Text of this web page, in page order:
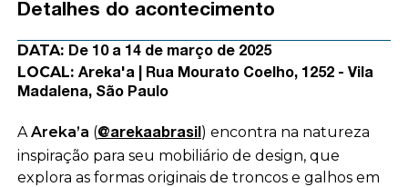
Detalhes do acontecimento
DATA: De 10 a 14 de março de 2025
LOCAL: Areka'a | Rua Mourato Coelho, 1252 - Vila
Madalena, São Paulo
A Areka’a (@arekaabrasil) encontra na natureza
inspiração para seu mobiliário de design, que
explora as formas originais de troncos e galhos em